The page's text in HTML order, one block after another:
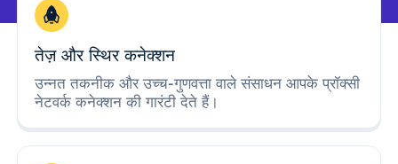
तेज़ और स्थिर कनेक्शन
उन्नत तकनीक और उच्च-गुणवत्ता वाले संसाधन आपके प्रॉक्सी
नेटवर्क कनेक्शन की गारंटी देते हैं।